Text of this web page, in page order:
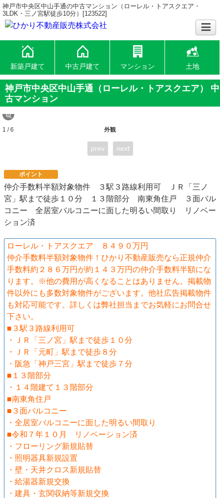
神戸市中央区中山手通の中古マンション（ローレル・トアスクエア・
3LDK・三ノ宮駅徒歩10分）[123522]
新築戸建て 中古戸建て マンション 土地
神戸市中央区中山手通（ローレル・トアスクエア） 中
古マンション
外観
1 / 6
prev next
ポイント
仲介手数料半額対象物件 ３駅３路線利用可 ＪＲ「三ノ
宮」駅まで徒歩１０分 １３階部分 南東角住戸 ３面バル
コニー 全居室バルコニーに面した明るい間取り リノベー
ション済
ローレル・トアスクエア ８４９０万円
仲介手数料半額対象物件！ひかり不動産販売なら正規仲介
手数料約２８６万円が約１４３万円の仲介手数料半額にな
ります。※他の費用が高くなることはありません。掲載物
件以外にも多数対象物件がございます。他社広告掲載物件
も対応可能です。詳しくは弊社担当までお気軽にお問合せ
下さい。
■３駅３路線利用可
・ＪＲ「三ノ宮」駅まで徒歩１０分
・ＪＲ「元町」駅まで徒歩８分
・阪急「神戸三宮」駅まで徒歩７分
■１３階部分
・１４階建て１３階部分
■南東角住戸
■３面バルコニー
・全居室バルコニーに面した明るい間取り
■令和７年１０月 リノベーション済
・フローリング新規貼替
・照明器具新規設置
・壁・天井クロス新規貼替
・給湯器新規交換
・建具・玄関収納等新規交換